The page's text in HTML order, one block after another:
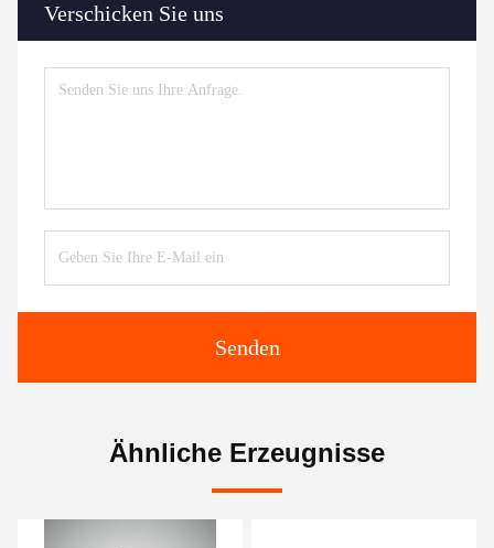
Verschicken Sie uns
Senden
Ähnliche Erzeugnisse